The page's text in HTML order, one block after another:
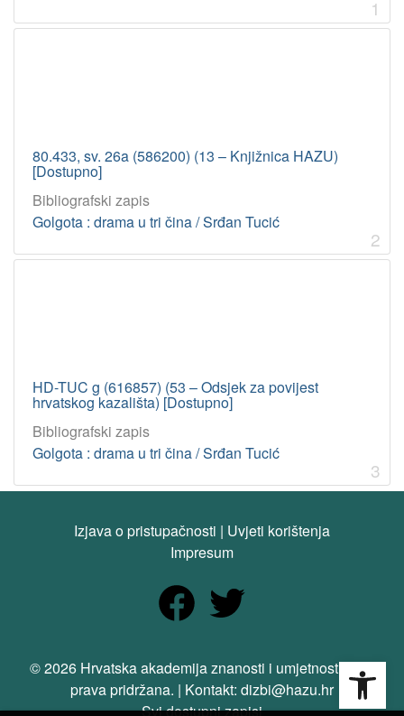
1
80.433, sv. 26a (586200) (13 – Knjižnica HAZU)
[Dostupno]
Bibliografski zapis
Golgota : drama u tri čina / Srđan Tucić
2
HD-TUC g (616857) (53 – Odsjek za povijest
hrvatskog kazališta) [Dostupno]
Bibliografski zapis
Golgota : drama u tri čina / Srđan Tucić
3
Izjava o pristupačnosti | Uvjeti korištenja
Impresum
© 2026 Hrvatska akademija znanosti i umjetnosti. Sva
prava pridržana. | Kontakt: dizbi@hazu.hr
Svi dostupni zapisi